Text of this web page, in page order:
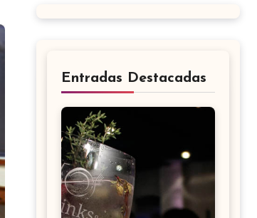
Entradas Destacadas